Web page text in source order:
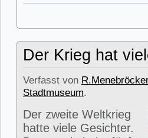
Der Krieg hat
Verfasst von R.Menebröcker
Stadtmuseum.
Der zweite Weltkrieg
hatte viele Gesichter.